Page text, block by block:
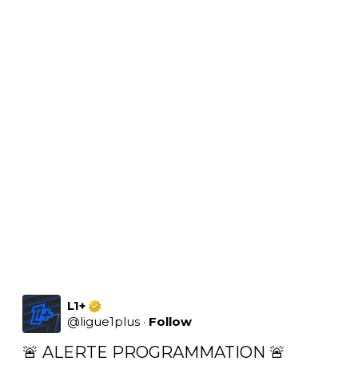
L1+
@ligue1plus · Follow
🚨 ALERTE PROGRAMMATION 🚨